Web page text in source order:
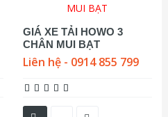
GIÁ XE TẢI HOWO 3
CHÂN MUI BẠT
Liên hệ - 0914 855 799